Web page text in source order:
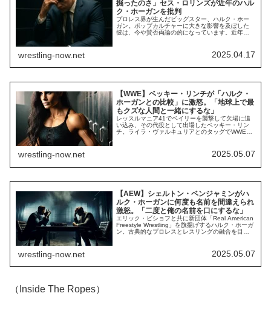
掘ったのさ」セス・ロリンズが近年のハル
ク・ホーガンを批判
プロレス界が生んだビッグスター、ハルク・ホー
ガン。ポップカルチャーに大きな影響を及ぼした
彼は、今や賛否両論の的になっています。近年の
ます。それを象徴したのが、2025年1月のNetflix版
RAW初回放送での大ブーイングでしょう。リベラ
wrestling-now.net 2025.04.17
【WWE】ベッキー・リンチが「ハルク・
ホーガンとの比較」に激怒。「地球上で最
もクズな人間と一緒にするな」
レッスルマニア41でベイリーを襲撃して欠場に追
い込み、その代役として出場したベッキー・リン
チ。ライラ・ヴァルキュリアとのタッグでWWE女
ップスターのベッキー。2024年5月末でWWEでの
活動を一旦終了させた後で約1年間の休養に入り、
wrestling-now.net 2025.05.07
【AEW】シェルトン・ベンジャミンがハ
ルク・ホーガンに何度も名前を間違えられ
激怒。「二度と俺の名前を口にするな」
エリック・ビショフと共に新団体「Real American
Freestyle Wrestling」を旗揚げするハルク・ホーガ
ン。古典的なプロレスとレスリングの融合を目指
してしまいました。アマレスにスポットライトを
当てる新団体を作るにあたって、彼は「アマレス
wrestling-now.net 2025.05.07
（Inside The Ropes）